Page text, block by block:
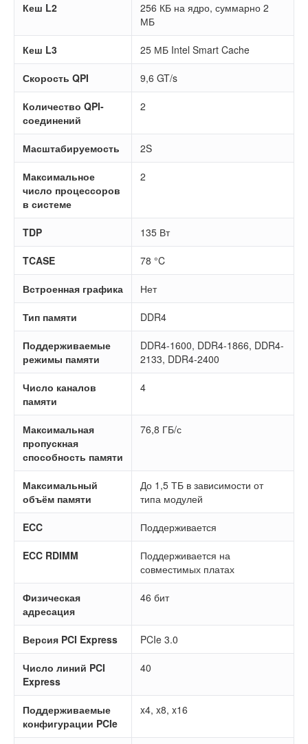
Кеш L2
256 КБ на ядро, суммарно 2
МБ
Кеш L3 25 МБ Intel Smart Cache
Скорость QPI 9,6 GT/s
Количество QPI-
соединений
2
Масштабируемость 2S
Максимальное
число процессоров
в системе
2
TDP 135 Вт
TCASE 78 °C
Встроенная графика Нет
Тип памяти DDR4
Поддерживаемые
режимы памяти
DDR4-1600, DDR4-1866, DDR4-
2133, DDR4-2400
Число каналов
памяти
4
Максимальная
пропускная
способность памяти
76,8 ГБ/с
Максимальный
объём памяти
До 1,5 ТБ в зависимости от
типа модулей
ECC Поддерживается
ECC RDIMM
Поддерживается на
совместимых платах
Физическая
адресация
46 бит
Версия PCI Express PCIe 3.0
Число линий PCI
Express
40
Поддерживаемые
конфигурации PCIe
x4, x8, x16